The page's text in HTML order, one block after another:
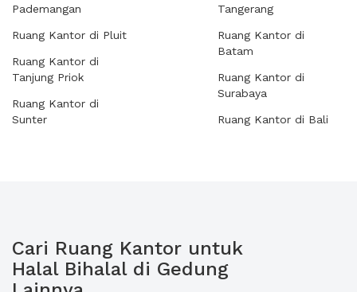
Pademangan
Ruang Kantor di Pluit
Ruang Kantor di
Tanjung Priok
Ruang Kantor di
Sunter
Tangerang
Ruang Kantor di
Batam
Ruang Kantor di
Surabaya
Ruang Kantor di Bali
Cari Ruang Kantor untuk
Halal Bihalal di Gedung